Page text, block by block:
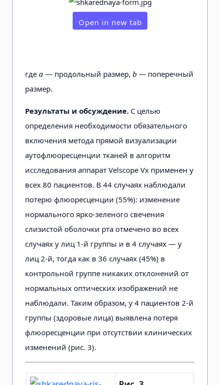
Open in new tab
где а — продольный размер, b — поперечный
размер.
Результаты и обсуждение. С целью
определения необходимости обязательного
включения метода прямой визуализации
аутофлюоресценции тканей в алгоритм
исследования аппарат Velscope Vx применен у
всех 80 пациентов. В 44 случаях наблюдали
потерю флюоресценции (55%): изменение
нормального ярко-зеленого свечения
слизистой оболочки рта отмечено во всех
случаях у лиц 1-й группы и в 4 случаях — у
лиц 2-й, тогда как в 36 случаях (45%) в
контрольной группе никаких отклонений от
нормальных оптических изображений не
наблюдали. Таким образом, у 4 пациентов 2-й
группы (здоровые лица) выявлена потеря
флюоресценции при отсутствии клинических
изменений (рис. 3).